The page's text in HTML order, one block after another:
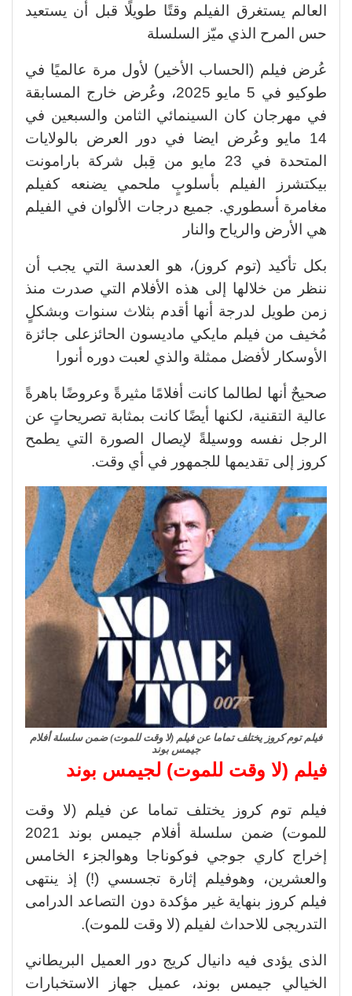
العالم يستغرق الفيلم وقتًا طويلًا قبل أن يستعيد
حس المرح الذي ميّز السلسلة
عُرض فيلم (الحساب الأخير) لأول مرة عالميًا في
طوكيو في 5 مايو 2025، وعُرض خارج المسابقة
في مهرجان كان السينمائي الثامن والسبعين في
14 مايو وعُرض ايضا في دور العرض بالولايات
المتحدة في 23 مايو من قِبل شركة بارامونت
بيكتشرز الفيلم بأسلوبٍ ملحمي يضنعه كفيلم
مغامرة أسطوري. جميع درجات الألوان في الفيلم
هي الأرض والرياح والنار
بكل تأكيد (توم كروز)، هو العدسة التي يجب أن
ننظر من خلالها إلى هذه الأفلام التي صدرت منذ
زمن طويل لدرجة أنها أقدم بثلاث سنوات وبشكلٍ
مُخيف من فيلم مايكي ماديسون الحائزعلى جائزة
الأوسكار لأفضل ممثلة والذي لعبت دوره أنورا
صحيحٌ أنها لطالما كانت أفلامًا مثيرةً وعروضًا باهرةً
عالية التقنية، لكنها أيضًا كانت بمثابة تصريحاتٍ عن
الرجل نفسه ووسيلةً لإيصال الصورة التي يطمح
كروز إلى تقديمها للجمهور في أي وقت.
فيلم توم كروز يختلف تماما عن فيلم (لا وقت للموت) ضمن سلسلة أفلام
جيمس بوند
فيلم (لا وقت للموت) لجيمس بوند
فيلم توم كروز يختلف تماما عن فيلم (لا وقت
للموت) ضمن سلسلة أفلام جيمس بوند 2021
إخراج كاري جوجي فوكوناجا وهوالجزء الخامس
والعشرين، وهوفيلم إثارة تجسسي (!) إذ ينتهى
فيلم كروز بنهاية غير مؤكدة دون التصاعد الدرامى
التدريجى للاحداث لفيلم (لا وقت للموت).
الذى يؤدى فيه دانيال كريج دور العميل البريطاني
الخيالي جيمس بوند، عميل جهاز الاستخبارات